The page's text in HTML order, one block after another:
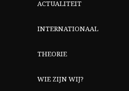
ACTUALITEIT
INTERNATIONAAL
THEORIE
WIE ZIJN WIJ?